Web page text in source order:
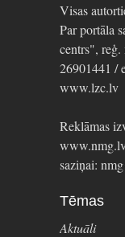
Visas
Par portāla
centrs",
26901441 /
www.lzc.lv
Reklāmas
saziņai:
Tēmas
Aktuāli